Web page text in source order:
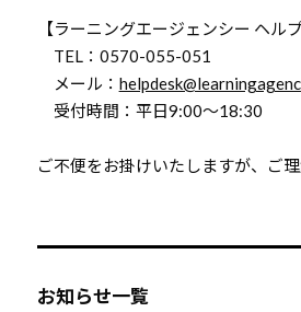
【ラーニングエージェンシー ヘル
TEL：0570-055-051
メール：
受付時間：平日9:00～18:30
ご不便をお掛けいたしますが、ご
お知らせ一覧